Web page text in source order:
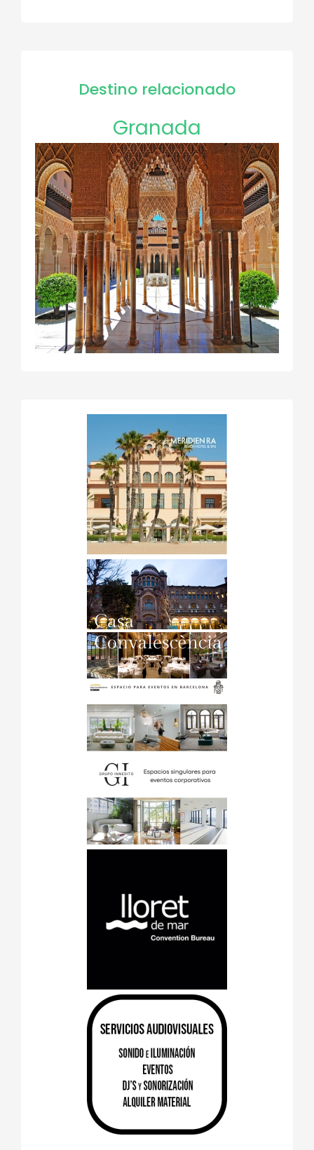
Destino relacionado
Granada